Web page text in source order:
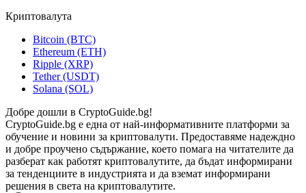
Криптовалута
Bitcoin (BTC)
Ethereum (ETH)
Ripple (XRP)
Tether (USDT)
Solana (SOL)
Добре дошли в CryptoGuide.bg!
CryptoGuide.bg е една от най-информативните платформи за
обучение и новини за криптовалути. Предоставяме надеждно
и добре проучено съдържание, което помага на читателите да
разберат как работят криптовалутите, да бъдат информирани
за тенденциите в индустрията и да вземат информирани
решения в света на криптовалутите.